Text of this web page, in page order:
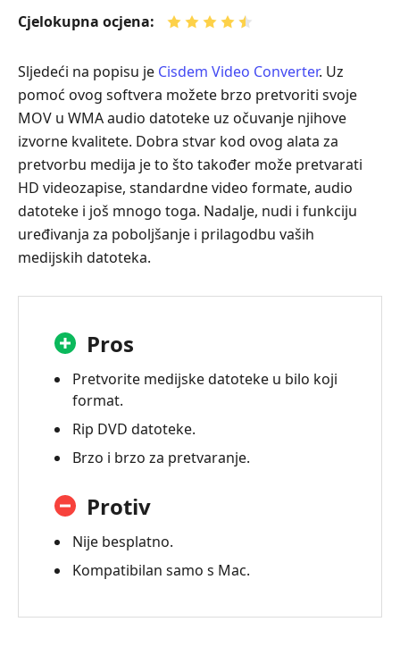
Cjelokupna ocjena:
Sljedeći na popisu je Cisdem Video Converter. Uz
pomoć ovog softvera možete brzo pretvoriti svoje
MOV u WMA audio datoteke uz očuvanje njihove
izvorne kvalitete. Dobra stvar kod ovog alata za
pretvorbu medija je to što također može pretvarati
HD videozapise, standardne video formate, audio
datoteke i još mnogo toga. Nadalje, nudi i funkciju
uređivanja za poboljšanje i prilagodbu vaših
medijskih datoteka.
Pros
Pretvorite medijske datoteke u bilo koji
format.
Rip DVD datoteke.
Brzo i brzo za pretvaranje.
Protiv
Nije besplatno.
Kompatibilan samo s Mac.